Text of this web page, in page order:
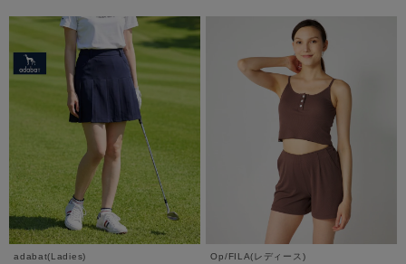
adabat(Ladies)
Op/FILA(レディース)